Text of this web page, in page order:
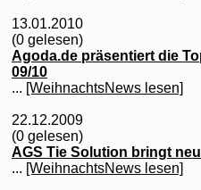
13.01.2010
(0 gelesen)
Agoda.de präsentiert die
09/10
... [WeihnachtsNews lesen]
22.12.2009
(0 gelesen)
AGS Tie Solution bringt
... [WeihnachtsNews lesen]